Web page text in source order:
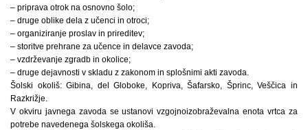
– priprava otrok na osnovno šolo;
– druge oblike dela z učenci in otroci;
– organiziranje proslav in prireditev;
– storitve prehrane za učence in delavce zavoda;
– vzdrževanje zgradb in okolice;
– druge dejavnosti v skladu z zakonom in splošnimi akti zavoda.
Šolski okoliš: Gibina, del Globoke, Kopriva, Šafarsko, Šprinc, Veščica in
Razkrižje.
V okviru javnega zavoda se ustanovi vzgojnoizobraževalna enota vrtca za
potrebe navedenega šolskega okoliša.